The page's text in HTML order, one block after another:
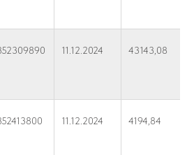
11.12.2024 43143,08
11.12.2024 4194,84